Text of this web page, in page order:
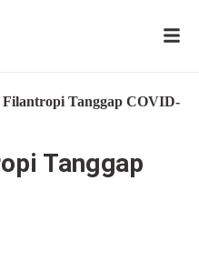
Tanggap COVID-
Tanggap